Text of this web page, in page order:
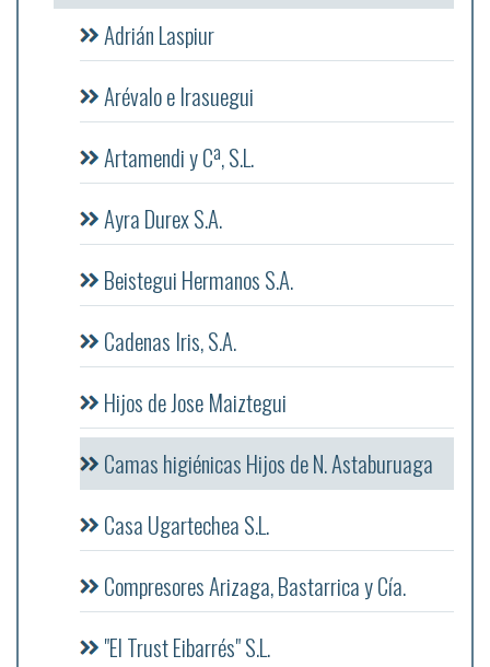
Adrián Laspiur
Arévalo e Irasuegui
Artamendi y Cª, S.L.
Ayra Durex S.A.
Beistegui Hermanos S.A.
Cadenas Iris, S.A.
Hijos de Jose Maiztegui
Camas higiénicas Hijos de N. Astaburuaga
Casa Ugartechea S.L.
Compresores Arizaga, Bastarrica y Cía.
"El Trust Eibarrés" S.L.